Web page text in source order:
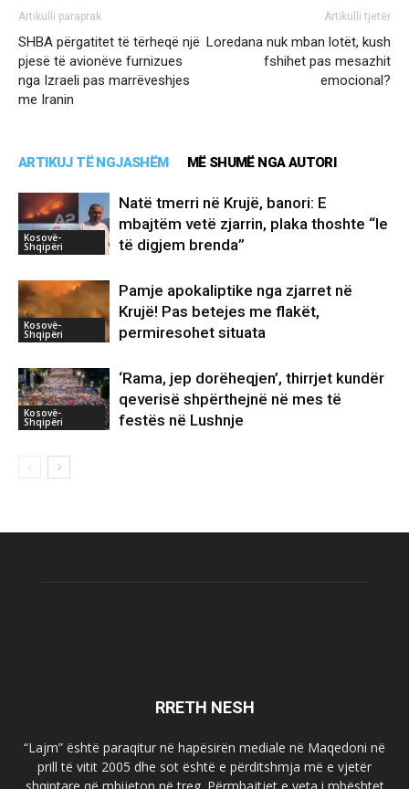
Artikulli paraprak
SHBA përgatitet të tërheqë një
pjesë të avionëve furnizues
nga Izraeli pas marrëveshjes
me Iranin
Artikulli tjetër
Loredana nuk mban lotët, kush
fshihet pas mesazhit
emocional?
ARTIKUJ TË NGJASHËM MË SHUMË NGA AUTORI
Kosovë-
Shqipëri
Natë tmerri në Krujë, banori: E
mbajtëm vetë zjarrin, plaka thoshte “le
të digjem brenda”
Kosovë-
Shqipëri
Pamje apokaliptike nga zjarret në
Krujë! Pas betejes me flakët,
permiresohet situata
Kosovë-
Shqipëri
‘Rama, jep dorëheqjen’, thirrjet kundër
qeverisë shpërthejnë në mes të
festës në Lushnje
RRETH NESH
“Lajm” është paraqitur në hapësirën mediale në Maqedoni në
prill të vitit 2005 dhe sot është e përditshmja më e vjetër
shqiptare që mbijeton në treg. Përmbajtjet e veta i mbështet